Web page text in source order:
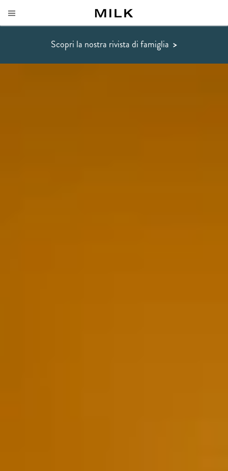
Scopri la nostra rivista di famiglia >